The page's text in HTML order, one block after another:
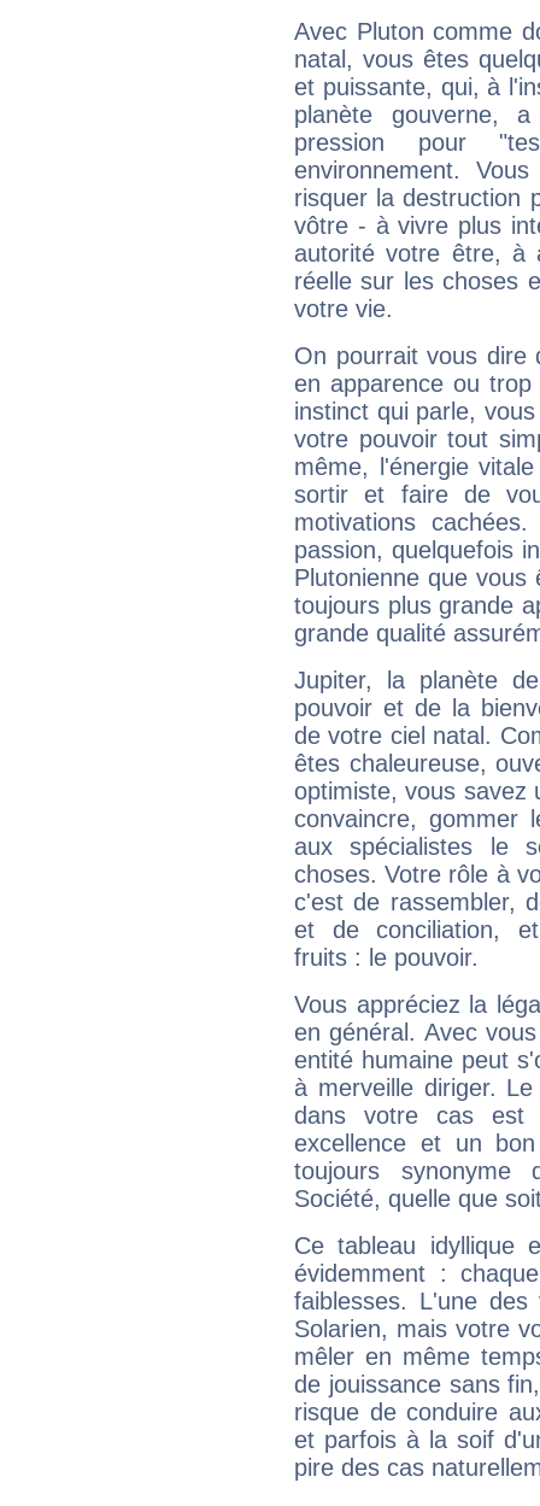
Avec Pluton comme
natal, vous êtes
et puissante, qui, à
planète gouverne,
pression pour
environnement.
risquer la destruction
vôtre - à vivre plus
autorité votre être, à
réelle sur les choses
votre vie.
On pourrait vous dire
en apparence ou
instinct qui parle,
votre pouvoir tout
même, l'énergie
sortir et faire de
motivations
passion, quelquefois
Plutonienne que
toujours plus grande
grande qualité
Jupiter, la planète
pouvoir et de la
de votre ciel natal.
êtes chaleureuse,
optimiste, vous savez
convaincre, gommer
aux spécialistes le
choses. Votre rôle à
c'est de rassembler,
et de conciliation,
fruits : le pouvoir.
Vous appréciez la
en général. Avec
entité humaine peut
à merveille diriger.
dans votre cas est
excellence et un
toujours synonyme
Société, quelle que
Ce tableau idyllique
évidemment :
faiblesses. L'une
Solarien, mais votre
mêler en même
de jouissance sans
risque de conduire
et parfois à la soif
pire des cas